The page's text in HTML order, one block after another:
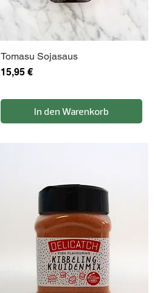
Tomasu Sojasaus
Preis
15,95 €
In den Warenkorb